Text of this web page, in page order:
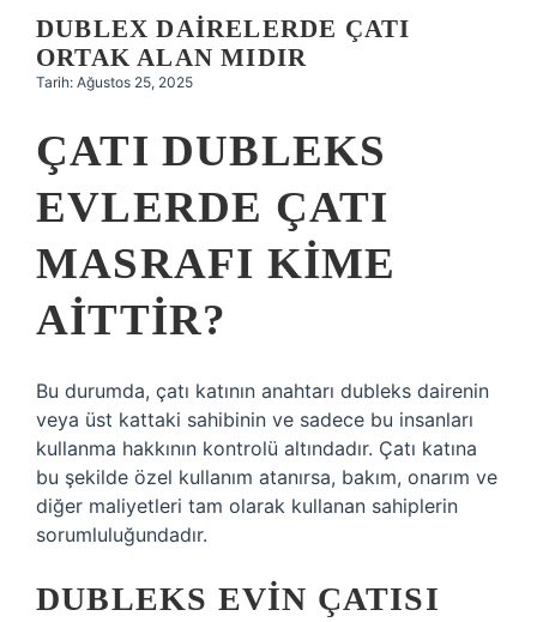
Hakkımızda
DUBLEX DAIRELERDE ÇATI
ORTAK ALAN MIDIR
Tarih: Ağustos 25, 2025
ÇATI DUBLEKS
EVLERDE ÇATI
MASRAFI KIME
AITTIR?
Bu durumda, çatı katının anahtarı dubleks dairenin
veya üst kattaki sahibinin ve sadece bu insanları
kullanma hakkının kontrolü altındadır. Çatı katına
bu şekilde özel kullanım atanırsa, bakım, onarım ve
diğer maliyetleri tam olarak kullanan sahiplerin
sorumluluğundadır.
DUBLEKS EVIN ÇATISI